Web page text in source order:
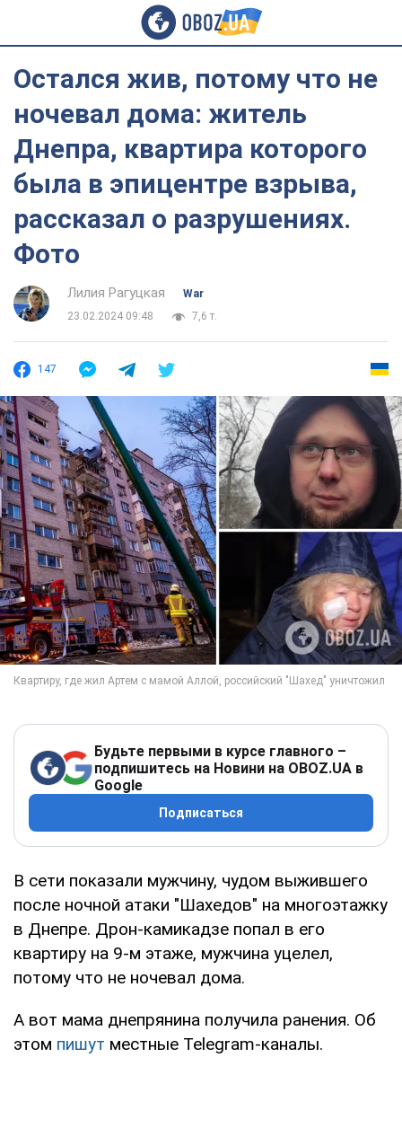
Остался жив, потому что не
ночевал дома: житель
Днепра, квартира которого
была в эпицентре взрыва,
рассказал о разрушениях.
Фото
Лилия Рагуцкая
War
23.02.2024 09:48
7,6 т.
147
Будьте первыми в курсе главного –
подпишитесь на Новини на OBOZ.UA в
Google
Подписаться
В сети показали мужчину, чудом выжившего
после ночной атаки "Шахедов" на многоэтажку
в Днепре. Дрон-камикадзе попал в его
квартиру на 9-м этаже, мужчина уцелел,
потому что не ночевал дома.
А вот мама днепрянина получила ранения. Об
этом пишут местные Telegram-каналы.